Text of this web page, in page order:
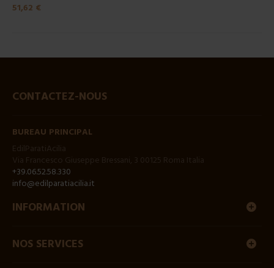
51,62 €
CONTACTEZ-NOUS
BUREAU PRINCIPAL
+39.06.52.58.330
info@edilparatiacilia.it
INFORMATION
NOS SERVICES